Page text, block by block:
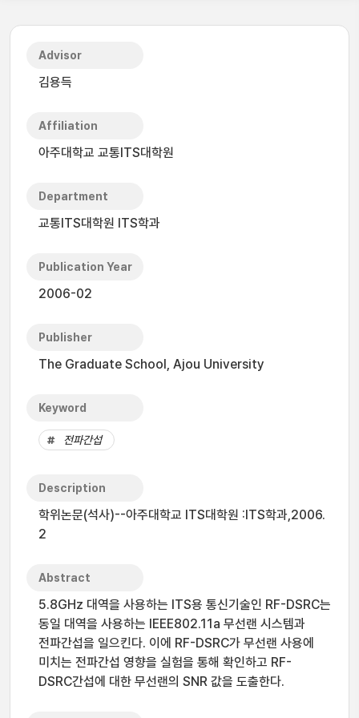
Advisor
김용득
Affiliation
아주대학교 교통ITS대학원
Department
교통ITS대학원 ITS학과
Publication Year
2006-02
Publisher
The Graduate School, Ajou University
Keyword
전파간섭
Description
학위논문(석사)--아주대학교 ITS대학원 :ITS학과,2006.
2
Abstract
5.8GHz 대역을 사용하는 ITS용 통신기술인 RF-DSRC는
동일 대역을 사용하는 IEEE802.11a 무선랜 시스템과
전파간섭을 일으킨다. 이에 RF-DSRC가 무선랜 사용에
미치는 전파간섭 영향을 실험을 통해 확인하고 RF-
DSRC간섭에 대한 무선랜의 SNR 값을 도출한다.